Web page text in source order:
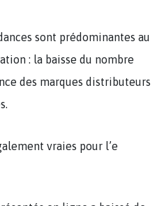
sont prédominantes au
: la baisse du nombre
des marques distributeurs
vraies pour l’e